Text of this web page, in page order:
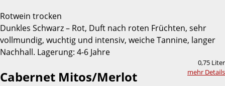
Rotwein trocken
Dunkles Schwarz – Rot, Duft nach roten Früchten, sehr
vollmundig, wuchtig und intensiv, weiche Tannine, langer
Nachhall. Lagerung: 4-6 Jahre
0,75 Liter
mehr Details
Cabernet Mitos/Merlot